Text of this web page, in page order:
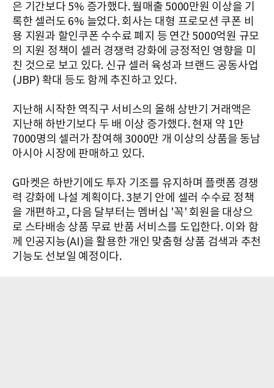
은 기간보다 5% 증가했다. 월매출 5000만원 이상을 기
록한 셀러도 6% 늘었다. 회사는 대형 프로모션 쿠폰 비
용 지원과 할인쿠폰 수수료 폐지 등 연간 5000억원 규모
의 지원 정책이 셀러 경쟁력 강화에 긍정적인 영향을 미
친 것으로 보고 있다. 신규 셀러 육성과 브랜드 공동사업
(JBP) 확대 등도 함께 추진하고 있다.
지난해 시작한 역직구 서비스의 올해 상반기 거래액은
지난해 하반기보다 두 배 이상 증가했다. 현재 약 1만
7000명의 셀러가 참여해 3000만 개 이상의 상품을 동남
아시아 시장에 판매하고 있다.
G마켓은 하반기에도 투자 기조를 유지하며 플랫폼 경쟁
력 강화에 나설 계획이다. 3분기 안에 셀러 수수료 정책
을 개편하고, 다음 달부터는 멤버십 '꼭' 회원을 대상으
로 스타배송 상품 무료 반품 서비스를 도입한다. 이와 함
께 인공지능(AI)을 활용한 개인 맞춤형 상품 검색과 추천
기능도 선보일 예정이다.